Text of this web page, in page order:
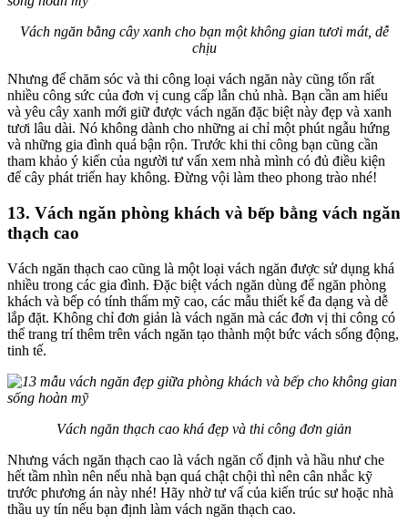
Vách ngăn bằng cây xanh cho bạn một không gian tươi mát, dễ
chịu
Nhưng để chăm sóc và thi công loại vách ngăn này cũng tốn rất
nhiều công sức của đơn vị cung cấp lẫn chủ nhà. Bạn cần am hiểu
và yêu cây xanh mới giữ được vách ngăn đặc biệt này đẹp và xanh
tươi lâu dài. Nó không dành cho những ai chỉ một phút ngẫu hứng
và những gia đình quá bận rộn. Trước khi thi công bạn cũng cần
tham khảo ý kiến của người tư vấn xem nhà mình có đủ điều kiện
để cây phát triển hay không. Đừng vội làm theo phong trào nhé!
13. Vách ngăn phòng khách và bếp bằng vách ngăn
thạch cao
Vách ngăn thạch cao cũng là một loại vách ngăn được sử dụng khá
nhiều trong các gia đình. Đặc biệt vách ngăn dùng để ngăn phòng
khách và bếp có tính thẩm mỹ cao, các mẫu thiết kế đa dạng và dễ
lắp đặt. Không chỉ đơn giản là vách ngăn mà các đơn vị thi công có
thể trang trí thêm trên vách ngăn tạo thành một bức vách sống động,
tinh tế.
Vách ngăn thạch cao khá đẹp và thi công đơn giản
Nhưng vách ngăn thạch cao là vách ngăn cố định và hầu như che
hết tầm nhìn nên nếu nhà bạn quá chật chội thì nên cân nhắc kỹ
trước phương án này nhé! Hãy nhờ tư vấ của kiến trúc sư hoặc nhà
thầu uy tín nếu bạn định làm vách ngăn thạch cao.